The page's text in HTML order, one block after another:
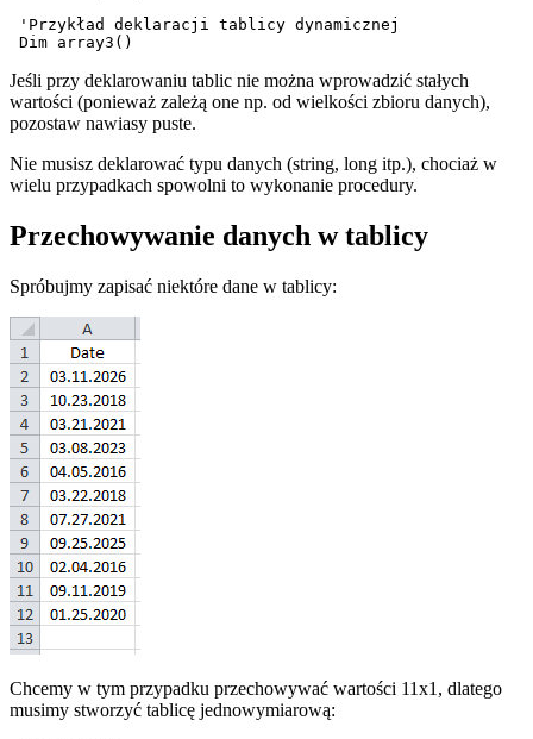
'Przykład deklaracji tablicy dynamicznej
Jeśli przy deklarowaniu tablic nie można wprowadzić stałych
wartości (ponieważ zależą one np. od wielkości zbioru danych),
pozostaw nawiasy puste.
Nie musisz deklarować typu danych (string, long itp.), chociaż w
wielu przypadkach spowolni to wykonanie procedury.
Przechowywanie danych w tablicy
Spróbujmy zapisać niektóre dane w tablicy:
Chcemy w tym przypadku przechowywać wartości 11x1, dlatego
musimy stworzyć tablicę jednowymiarową: